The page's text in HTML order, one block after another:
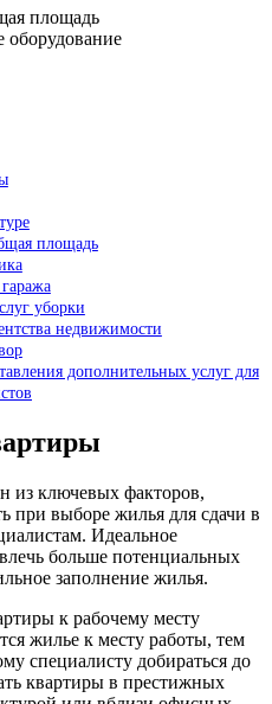
площадь
оборудование
площадь
уборки
недвижимости
дополнительных услуг для
из ключевых факторов,
при выборе жилья для сдачи в
Идеальное
больше потенциальных
заполнение жилья.
к рабочему месту
жилье к месту работы, тем
специалисту добираться до
квартиры в престижных